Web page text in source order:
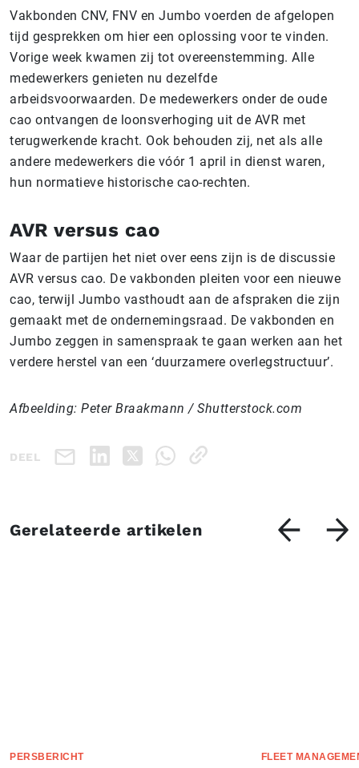
Vakbonden CNV, FNV en Jumbo voerden de afgelopen
tijd gesprekken om hier een oplossing voor te vinden.
Vorige week kwamen zij tot overeenstemming. Alle
medewerkers genieten nu dezelfde
arbeidsvoorwaarden. De medewerkers onder de oude
cao ontvangen de loonsverhoging uit de AVR met
terugwerkende kracht. Ook behouden zij, net als alle
andere medewerkers die vóór 1 april in dienst waren,
hun normatieve historische cao-rechten.
AVR versus cao
Waar de partijen het niet over eens zijn is de discussie
AVR versus cao. De vakbonden pleiten voor een nieuwe
cao, terwijl Jumbo vasthoudt aan de afspraken die zijn
gemaakt met de ondernemingsraad. De vakbonden en
Jumbo zeggen in samenspraak te gaan werken aan het
verdere herstel van een ‘duurzamere overlegstructuur’.
Afbeelding: Peter Braakmann / Shutterstock.com
DEEL
Gerelateerde artikelen
PERSBERICHT FLEET